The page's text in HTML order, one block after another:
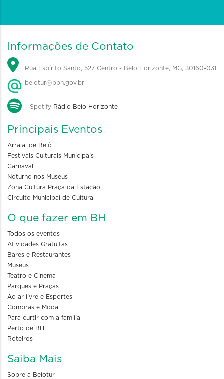
Informações de Contato
Rua Espírito Santo, 527 Centro - Belo Horizonte, MG, 30160-031
belotur@pbh.gov.br
Spotify Rádio Belo Horizonte
Principais Eventos
Arraial de Belô
Festivais Culturais Municipais
Carnaval
Noturno nos Museus
Zona Cultura Praça da Estação
Circuito Municipal de Cultura
O que fazer em BH
Todos os eventos
Atividades Gratuitas
Bares e Restaurantes
Museus
Teatro e Cinema
Parques e Praças
Ao ar livre e Esportes
Compras e Moda
Para curtir com a familia
Perto de BH
Roteiros
Saiba Mais
Sobre a Belotur